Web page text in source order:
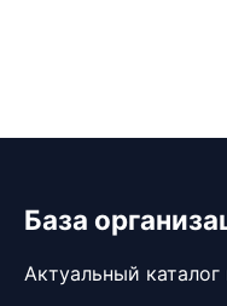
База
Актуальный